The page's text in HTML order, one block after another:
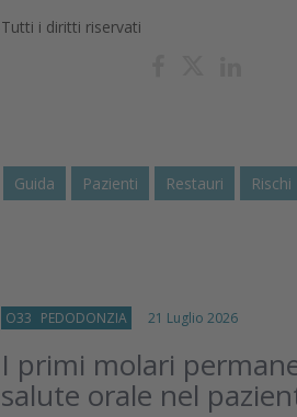
i diritti riservati
Guida Pazienti Restauri Rischi
O33 PEDODONZIA 21 Luglio 2026
I primi molari
salute orale nel